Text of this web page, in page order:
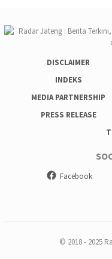
DISCLAIMER
INDEKS
MEDIA PARTNERSHIP
PRESS RELEASE
Facebook
© 2018 - 2025